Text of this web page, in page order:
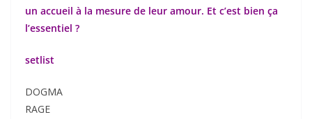
un accueil à la mesure de leur amour. Et c’est bien ça
l’essentiel ?
setlist
DOGMA
RAGE